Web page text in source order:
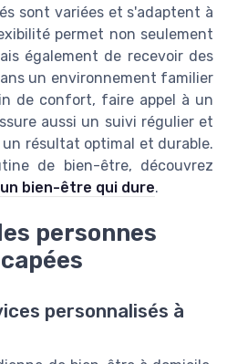
sont variées et s'adaptent à
permet non seulement
également de recevoir des
un environnement familier
de confort, faire appel à un
aussi un suivi régulier et
résultat optimal et durable.
de bien-être, découvrez
bien-être qui dure.
personnes
personnalisés à